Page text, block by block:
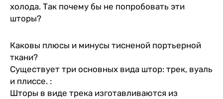
холода. Так почему бы не попробовать эти
шторы?
Каковы плюсы и минусы тисненой портьерной
ткани?
Существует три основных вида штор: трек, вуаль
и плиссе. :
Шторы в виде трека изготавливаются из